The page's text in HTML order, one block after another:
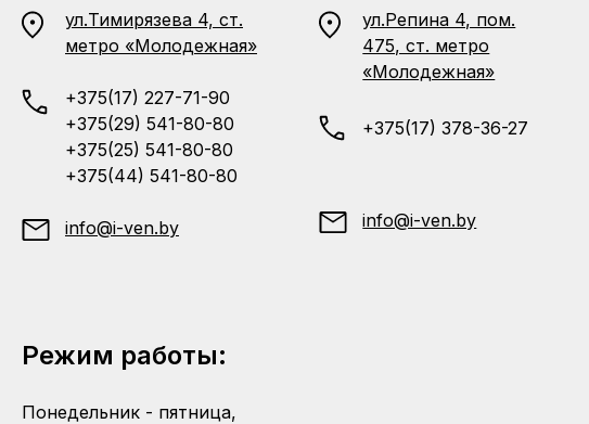
ул.Тимирязева 4, ст.
метро «Молодежная»
+375(17) 227-71-90
+375(29) 541-80-80
+375(25) 541-80-80
+375(44) 541-80-80
info@i-ven.by
ул.Репина 4, пом.
475, ст. метро
«Молодежная»
+375(17) 378-36-27
info@i-ven.by
Режим работы:
Понедельник - пятница,